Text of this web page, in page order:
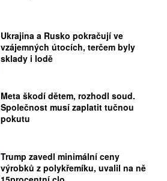
Ukrajina a Rusko pokračují ve
vzájemných útocích, terčem byly
sklady i lodě
Meta škodí dětem, rozhodl soud.
Společnost musí zaplatit tučnou
pokutu
Trump zavedl minimální ceny
výrobků z polykřemíku, uvalil na ně